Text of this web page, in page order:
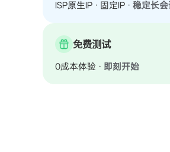
ISP原生IP · 固定IP · 稳定长会
免费测试
0成本体验 · 即刻开始